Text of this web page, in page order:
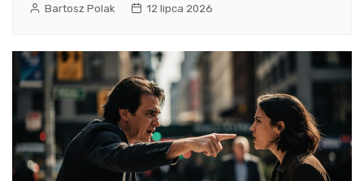
Bartosz Polak 12 lipca 2026